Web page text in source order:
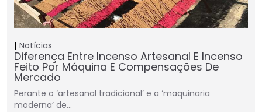
Notícias
Diferença Entre Incenso Artesanal E Incenso
Feito Por Máquina E Compensações De
Mercado
Perante o ‘artesanal tradicional’ e a ‘maquinaria
moderna’ de…